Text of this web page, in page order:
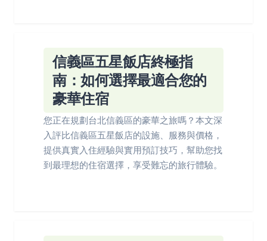
信義區五星飯店終極指
南：如何選擇最適合您的
豪華住宿
您正在規劃台北信義區的豪華之旅嗎？本文深
入評比信義區五星飯店的設施、服務與價格，
提供真實入住經驗與實用預訂技巧，幫助您找
到最理想的住宿選擇，享受難忘的旅行體驗。